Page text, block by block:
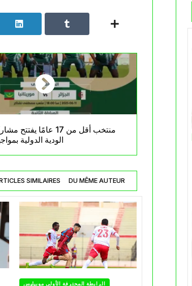
منتخب أقل من 17 عامًا
الودية الدولية
SIMILAIRES DU MÊME AUTEUR
الرابطة المحترفة الأولى موبيليس